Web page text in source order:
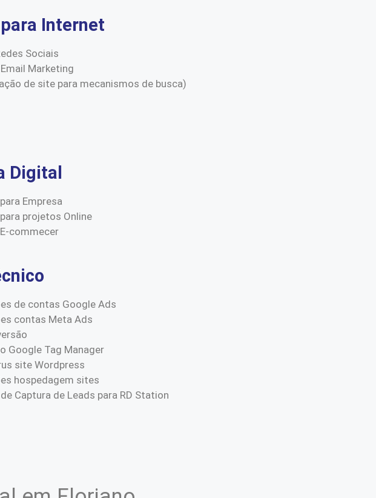
Internet
Sociais
Marketing
de site para mecanismos de busca)
Digital
Empresa
projetos Online
commecer
de contas Google Ads
contas Meta Ads
Google Tag Manager
site Wordpress
hospedagem sites
Captura de Leads para RD Station